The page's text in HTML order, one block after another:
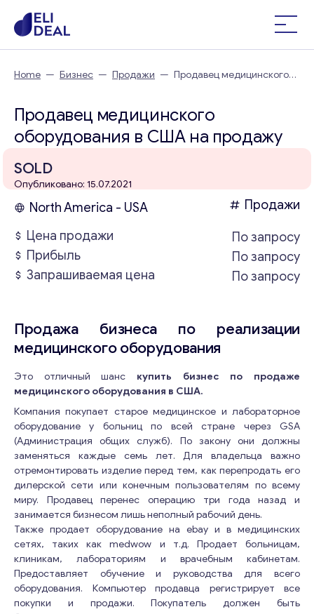
Home — Бизнес — Продажи — Продавец медицинского
Продавец медицинского
оборудования в США на продажу
SOLD
Опубликовано: 15.07.2021
North America - USA
Продажи
Цена продажи
По запросу
Прибыль
По запросу
Запрашиваемая цена
По запросу
Продажа бизнеса по реализации
медицинского оборудования
Это отличный шанс купить бизнес по продаже
медицинского оборудования в США.
Компания покупает старое медицинское и лабораторное
оборудование у больниц по всей стране через GSA
(Администрация общих служб). По закону они должны
заменяться каждые семь лет. Для владельца важно
отремонтировать изделие перед тем, как перепродать его
дилерской сети или конечным пользователям по всему
миру. Продавец перенес операцию три года назад и
занимается бизнесом лишь неполный рабочий день.
Также продает оборудование на ebay и в медицинских
сетях, таких как medwow и т.д. Продает больницам,
клиникам, лабораториям и врачебным кабинетам.
Предоставляет обучение и руководства для всего
оборудования. Компьютер продавца регистрирует все
покупки и продажи. Покупатель должен быть